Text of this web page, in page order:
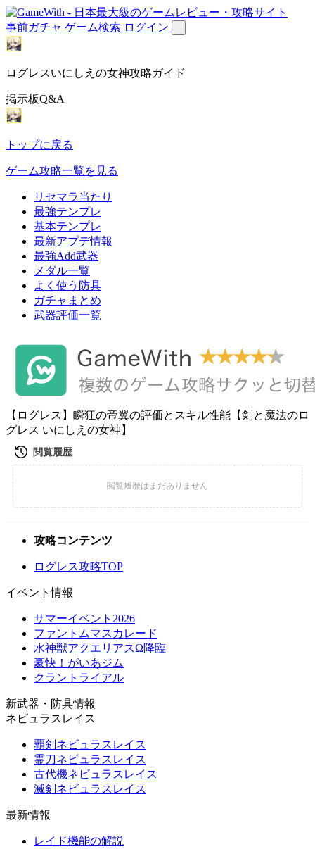
事前ガチャ ゲーム検索 ログイン
ログレスいにしえの女神攻略ガイド
掲示板Q&A
トップに戻る
ゲーム攻略一覧を見る
リセマラ当たり
最強テンプレ
基本テンプレ
最新アプデ情報
最強Add武器
メダル一覧
よく使う防具
ガチャまとめ
武器評価一覧
【ログレス】瞬狂の帝翼の評価とスキル性能【剣と魔法のロ
グレス いにしえの女神】
攻略コンテンツ
ログレス攻略TOP
イベント情報
サマーイベント2026
ファントムマスカレード
水神獣アクエリアスΩ降臨
豪快！がいあジム
クラントライアル
新武器・防具情報
ネビュラスレイス
覇剣ネビュラスレイス
霊刀ネビュラスレイス
古代機ネビュラスレイス
滅剣ネビュラスレイス
最新情報
レイド機能の解説